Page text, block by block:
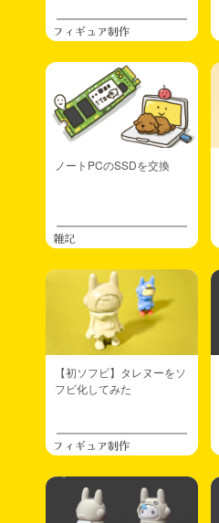
フィギュア制作
ノートPCのSSDを交換
雑記
【初ソフビ】タレヌーをソ
フビ化してみた
フィギュア制作